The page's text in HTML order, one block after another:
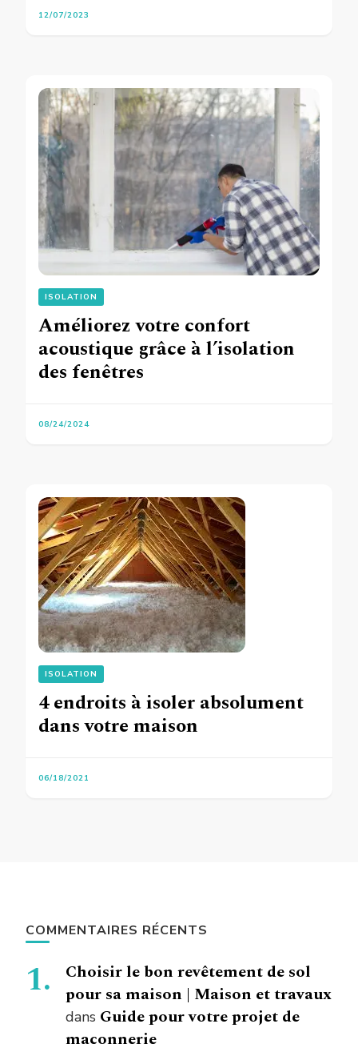
12/07/2023
ISOLATION
Améliorez votre confort
acoustique grâce à l’isolation
des fenêtres
08/24/2024
ISOLATION
4 endroits à isoler absolument
dans votre maison
06/18/2021
COMMENTAIRES RÉCENTS
Choisir le bon revêtement de sol
pour sa maison | Maison et travaux
dans Guide pour votre projet de
maçonnerie